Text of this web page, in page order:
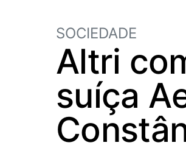
SOCIEDADE
Altri
suíça